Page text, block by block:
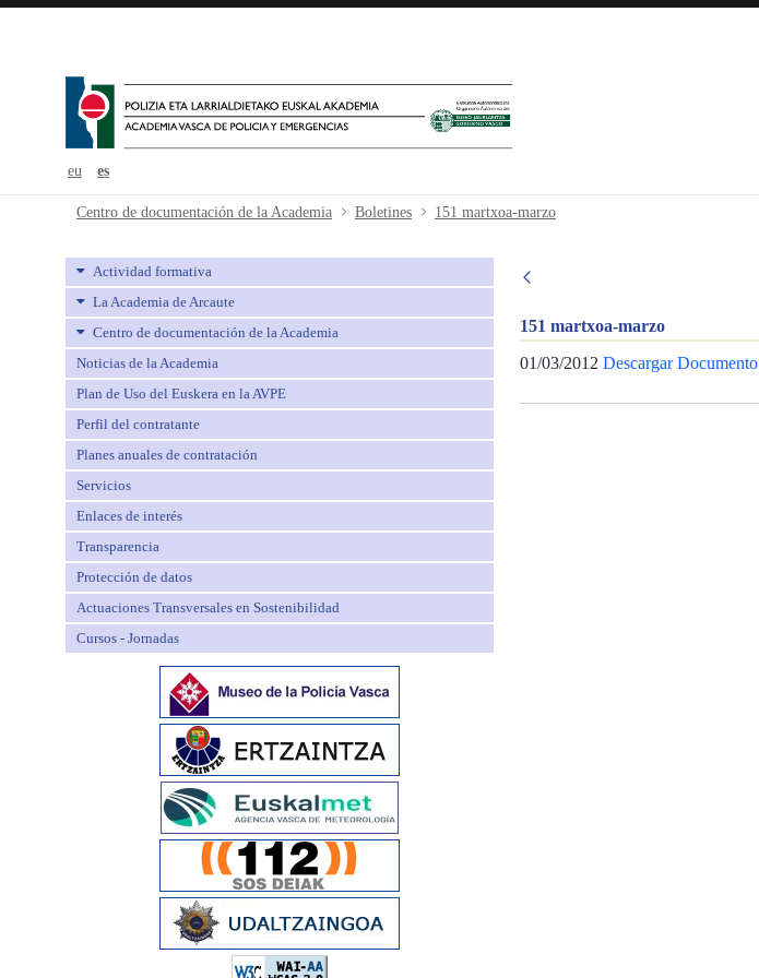
eu es
151 martxoa-marzo - avpe
Centro de documentación de la Academia Boletines 151 martxoa-marzo
Actividad formativa
La Academia de Arcaute
Centro de documentación de la Academia
Noticias de la Academia
Plan de Uso del Euskera en la AVPE
Perfil del contratante
Planes anuales de contratación
Servicios
Enlaces de interés
Transparencia
Protección de datos
Actuaciones Transversales en Sostenibilidad
Cursos - Jornadas
151 martxoa-marzo
01/03/2012 Descargar Documento